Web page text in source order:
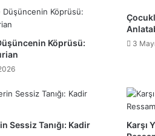
Köprüsü:
3
Sessiz Tanığı: Kadir
Karşı